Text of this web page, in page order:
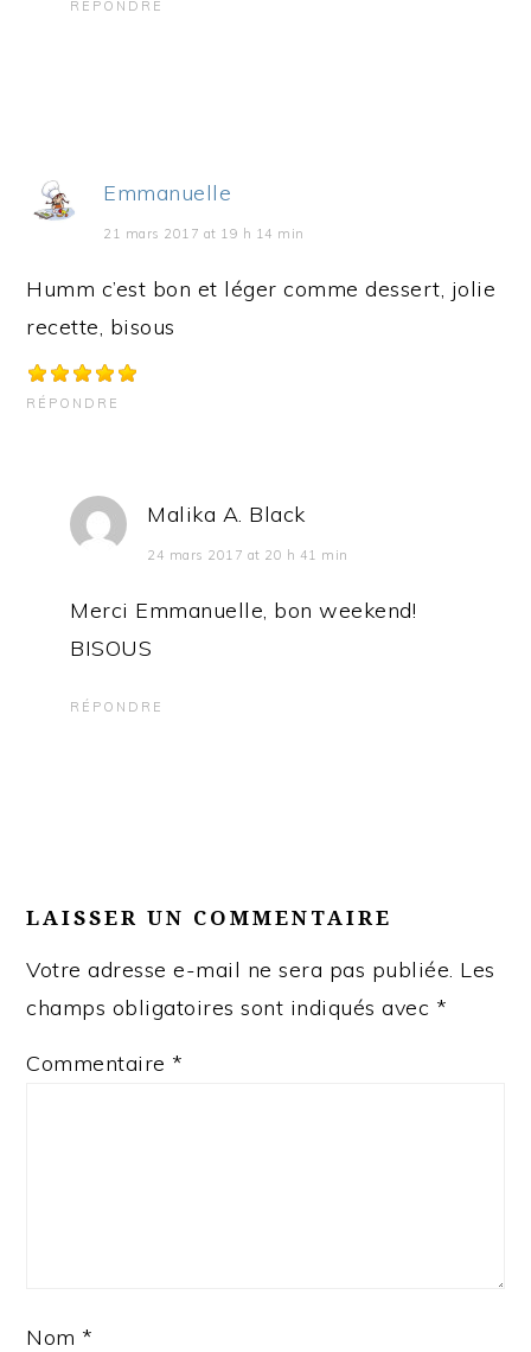
RÉPONDRE
Emmanuelle
21 mars 2017 at 19 h 14 min
Humm c’est bon et léger comme dessert, jolie
recette, bisous
RÉPONDRE
Malika A. Black
24 mars 2017 at 20 h 41 min
Merci Emmanuelle, bon weekend!
BISOUS
RÉPONDRE
LAISSER UN COMMENTAIRE
Votre adresse e-mail ne sera pas publiée. Les
champs obligatoires sont indiqués avec *
Commentaire *
Nom *